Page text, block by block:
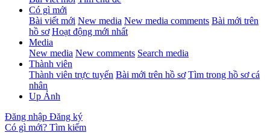
Có gì mới
Bài viết mới New media New media comments Bài mới trên
hồ sơ Hoạt động mới nhất
Media
New media New comments Search media
Thành viên
Thành viên trực tuyến Bài mới trên hồ sơ Tìm trong hồ sơ cá
nhân
Up Ảnh
Đăng nhập Đăng ký
Có gì mới? Tìm kiếm